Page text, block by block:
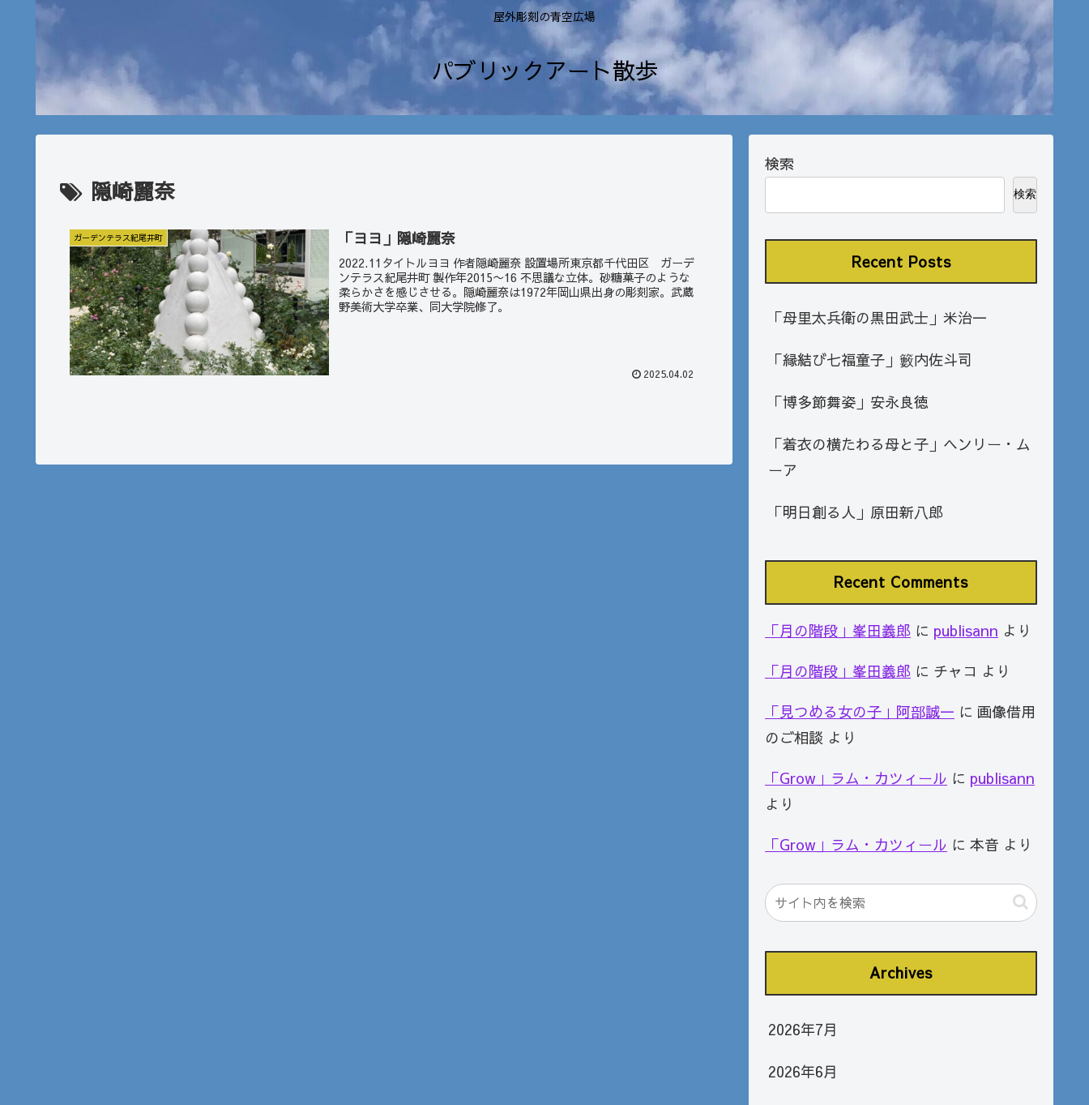
屋外彫刻の青空広場
パブリックアート散歩
隠崎麗奈
ガーデンテラス紀尾井町 「ヨヨ」隠崎麗奈
2022.11タイトルヨヨ 作者隠崎麗奈 設置場所東京都千代田区 ガーデ
ンテラス紀尾井町 製作年2015〜16 不思議な立体。砂糖菓子のような
柔らかさを感じさせる。隠崎麗奈は1972年岡山県出身の彫刻家。武蔵
野美術大学卒業、同大学院修了。
2025.04.02
検索
検索
Recent Posts
「母里太兵衛の黒田武士」米治一
「縁結び七福童子」籔内佐斗司
「博多節舞姿」安永良徳
「着衣の横たわる母と子」ヘンリー・ム
ーア
「明日創る人」原田新八郎
Recent Comments
「月の階段」峯田義郎 に publisann より
「月の階段」峯田義郎 に チャコ より
「見つめる女の子」阿部誠一 に 画像借用
のご相談 より
「Grow」ラム・カツィール に publisann
より
「Grow」ラム・カツィール に 本音 より
Archives
2026年7月
2026年6月